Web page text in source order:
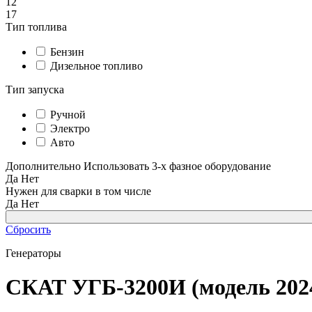
17
Тип топлива
Бензин
Дизельное топливо
Тип запуска
Ручной
Электро
Авто
Дополнительно Использовать 3-х фазное оборудование
Да Нет
Нужен для сварки в том числе
Да Нет
Сбросить
Генераторы
СКАТ УГБ-3200И (модель